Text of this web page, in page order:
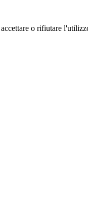
o rifiutare